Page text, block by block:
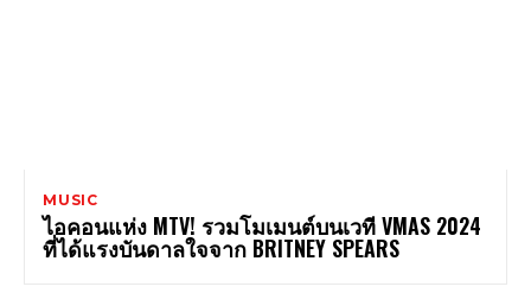
MUSIC
ไอคอนแห่ง MTV! รวมโมเมนต์บนเวที VMAS 2024
ที่ได้แรงบันดาลใจจาก BRITNEY SPEARS